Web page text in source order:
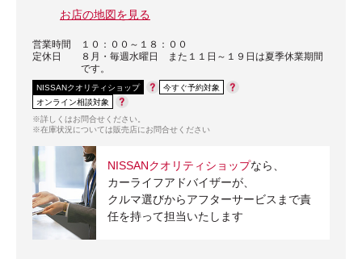
お店の地図を見る
営業時間
１０：００～１８：００
定休日
８月・毎週水曜日 また１１日～１９日は夏季休業期間
です。
NISSANクオリティショップ
今すぐ予約対象
オンライン相談対象
※詳しくはお問合せください。
※在庫状況については販売店にお問合せください
NISSANクオリティショップなら、
カーライフアドバイザーが、
クルマ選びからアフターサービスまで責
任を持って担当いたします